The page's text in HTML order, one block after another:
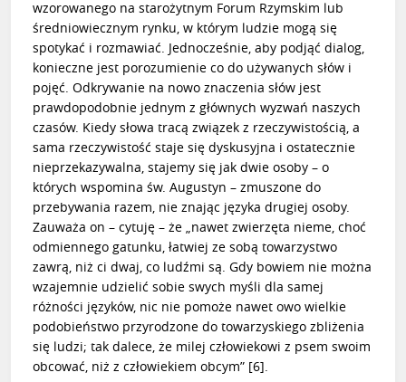
wzorowanego na starożytnym Forum Rzymskim lub
średniowiecznym rynku, w którym ludzie mogą się
spotykać i rozmawiać. Jednocześnie, aby podjąć dialog,
konieczne jest porozumienie co do używanych słów i
pojęć. Odkrywanie na nowo znaczenia słów jest
prawdopodobnie jednym z głównych wyzwań naszych
czasów. Kiedy słowa tracą związek z rzeczywistością, a
sama rzeczywistość staje się dyskusyjna i ostatecznie
nieprzekazywalna, stajemy się jak dwie osoby – o
których wspomina św. Augustyn – zmuszone do
przebywania razem, nie znając języka drugiej osoby.
Zauważa on – cytuję – że „nawet zwierzęta nieme, choć
odmiennego gatunku, łatwiej ze sobą towarzystwo
zawrą, niż ci dwaj, co ludźmi są. Gdy bowiem nie można
wzajemnie udzielić sobie swych myśli dla samej
różności języków, nic nie pomoże nawet owo wielkie
podobieństwo przyrodzone do towarzyskiego zbliżenia
się ludzi; tak dalece, że milej człowiekowi z psem swoim
obcować, niż z człowiekiem obcym” [6].